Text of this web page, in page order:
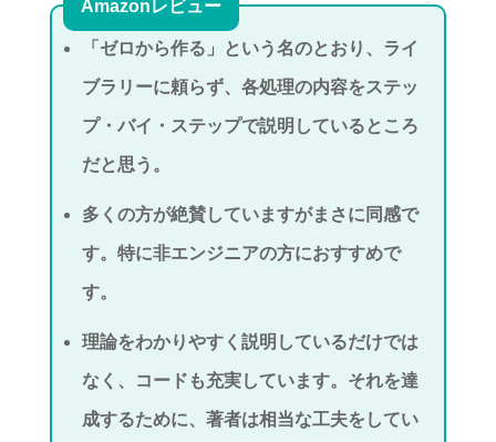
Amazonレビュー
「ゼロから作る」という名のとおり、ライ
ブラリーに頼らず、各処理の内容をステッ
プ・バイ・ステップで説明しているところ
だと思う。
多くの方が絶賛していますがまさに同感で
す。特に非エンジニアの方におすすめで
す。
理論をわかりやすく説明しているだけでは
なく、コードも充実しています。それを達
成するために、著者は相当な工夫をしてい